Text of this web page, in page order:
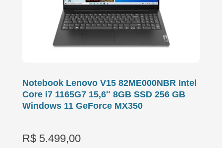
Notebook Lenovo V15 82ME000NBR Intel
Core i7 1165G7 15,6″ 8GB SSD 256 GB
Windows 11 GeForce MX350
R$ 5.499,00